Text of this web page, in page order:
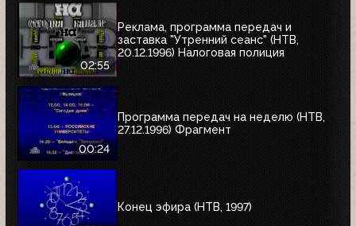
02:55
Реклама, программа передач и
заставка "Утренний сеанс" (НТВ,
20.12.1996) Налоговая полиция
00:24
Программа передач на неделю (НТВ,
27.12.1996) Фрагмент
Конец эфира (НТВ, 1997)